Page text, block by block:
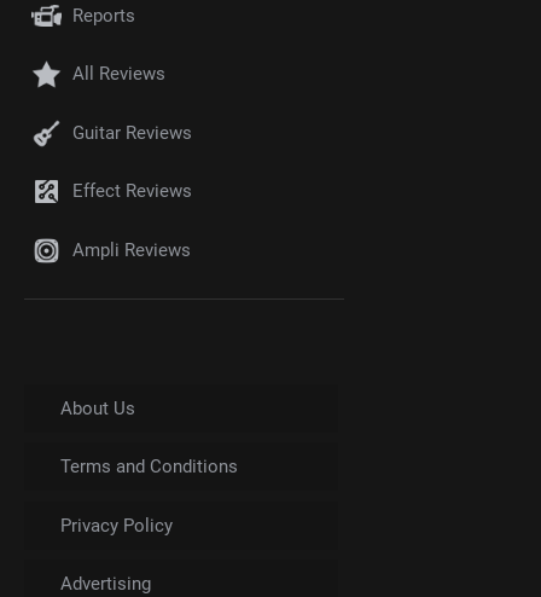
Reports
All Reviews
Guitar Reviews
Effect Reviews
Ampli Reviews
About Us
Terms and Conditions
Privacy Policy
Advertising